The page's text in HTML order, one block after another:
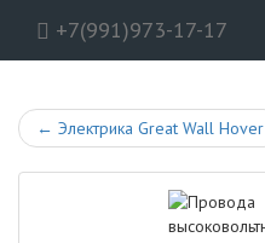
+7(991)973-17-17
← Электрика Great Wall Hover